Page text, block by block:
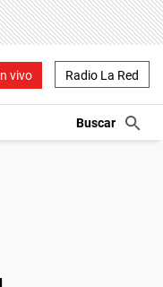
vivo Radio La Red